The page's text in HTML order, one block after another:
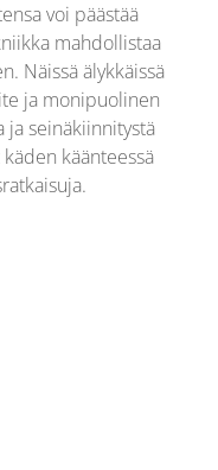
voi päästää
mahdollistaa
Näissä älykkäissä
ja monipuolinen
ja seinäkiinnitystä
käänteessä